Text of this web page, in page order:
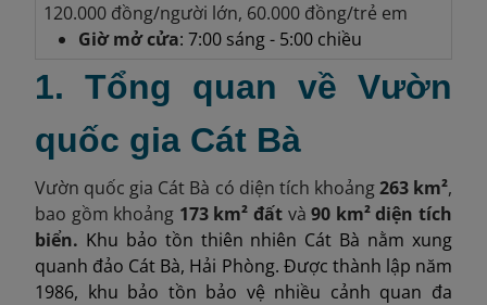
120.000 đồng/người lớn, 60.000 đồng/trẻ em
Giờ mở cửa: 7:00 sáng - 5:00 chiều
1. Tổng quan về Vườn
quốc gia Cát Bà
Vườn quốc gia Cát Bà có diện tích khoảng263 km²,
bao gồm khoảng 173 km² đất và90 km² diện tích
biển. Khu bảo tồn thiên nhiên Cát Bà nằm xung
quanh đảo Cát Bà, Hải Phòng. Được thành lập năm
1986, khu bảo tồn bảo vệ nhiều cảnh quan đa